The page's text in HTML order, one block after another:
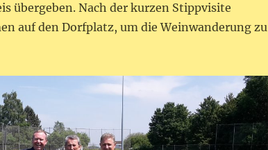
übergeben. Nach der kurzen Stippvisite
auf den Dorfplatz, um die Weinwanderung zu